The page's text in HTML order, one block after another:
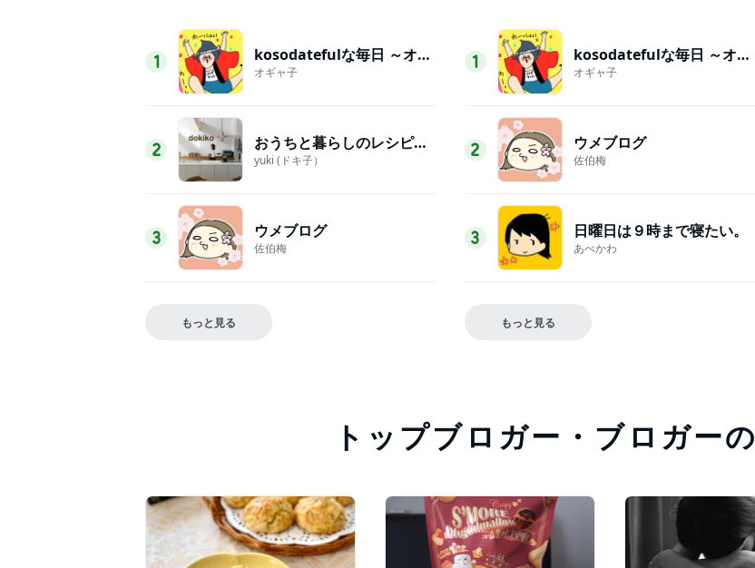
1 kosodatefulな毎日 ～オギャ子の暴走～
オギャ子
2 おうちと暮らしのレシピ 〜HOME&LIFE〜
yuki (ドキ子）
3 ウメブログ
佐伯梅
もっと見る
1 kosodatefulな毎日 ～オギャ子の暴走～
オギャ子
2 ウメブログ
佐伯梅
3 日曜日は９時まで寝たい。
あべかわ
もっと見る
トップブロガー・ブロガーの